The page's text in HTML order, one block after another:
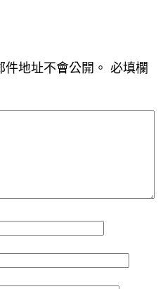
地址不會公開。 必填欄